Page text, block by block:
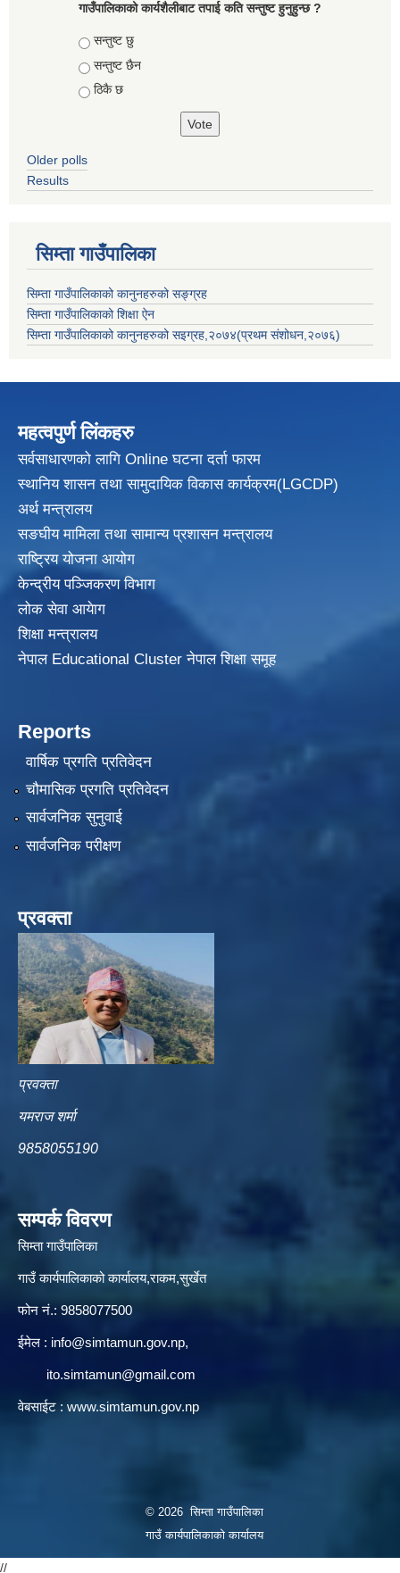
गाउँपालिकाको कार्यशैलीबाट तपाई कति सन्तुष्ट हुनुहुन्छ ?
Choices
सन्तुष्ट छु
सन्तुष्ट छैन
ठिकै छ
Older polls
Results
सिम्ता गाउँपालिका
सिम्ता गाउँपालिकाको कानुनहरुको सङ्ग्रह
सिम्ता गाउँपालिकाको शिक्षा ऐन
सिम्ता गाउँपालिकाको कानुनहरुको सइग्रह,२०७४(प्रथम संशोधन,२०७६)
महत्वपुर्ण लिंकहरु
सर्वसाधारणको लागि Online घटना दर्ता फारम
स्थानिय शासन तथा सामुदायिक विकासकार्यक्रम(LGCDP)
अर्थ मन्त्रालय
सङघीय मामिला तथा सामान्य प्रशासन मन्त्रालय
राष्ट्रिय योजना आयोग
केन्द्रीय पञ्जिकरण विभाग
लोक सेवा आयेाग
शिक्षा मन्त्रालय
नेपाल Educational Cluster नेपाल शिक्षा समूह
Reports
वार्षिक प्रगति प्रतिवेदन
चौमासिक प्रगति प्रतिवेदन
सार्वजनिक सुनुवाई
सार्वजनिक परीक्षण
प्रवक्ता
प्रवक्ता
यमराज शर्मा
9858055190
सम्पर्क विवरण
सिम्ता गाउँपालिका
गाउँ कार्यपालिकाको कार्यालय,राकम,सुर्खेत
फोन नं.: 9858077500
ईमेल‌ : info@simtamun.gov.np,
ito.simtamun@gmail.com
वेबसाईट : www.simtamun.gov.np
© 2026 सिम्ता गाउँपालिका
गाउँ कार्यपालिकाको कार्यालय
//